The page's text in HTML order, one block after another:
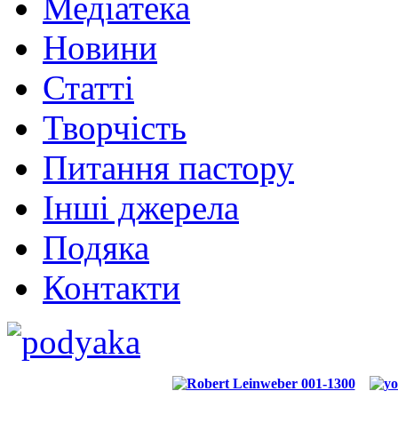
Медіатека
Новини
Статті
Творчість
Питання пастору
Інші джерела
Подяка
Контакти